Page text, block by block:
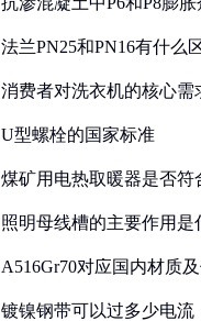
法兰PN25和PN16有什么
消费者对洗衣机的核心需
U型螺栓的国家标准
煤矿用电热取暖器是否符
照明母线槽的主要作用是
A516Gr70对应国内材质
镀镍钢带可以过多少电流